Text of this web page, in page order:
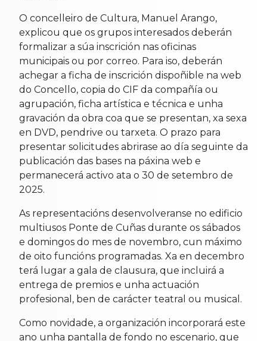
O concelleiro de Cultura, Manuel Arango,
explicou que os grupos interesados deberán
formalizar a súa inscrición nas oficinas
municipais ou por correo. Para iso, deberán
achegar a ficha de inscrición dispoñible na web
do Concello, copia do CIF da compañía ou
agrupación, ficha artística e técnica e unha
gravación da obra coa que se presentan, xa sexa
en DVD, pendrive ou tarxeta. O prazo para
presentar solicitudes abrirase ao día seguinte da
publicación das bases na páxina web e
permanecerá activo ata o 30 de setembro de
2025.
As representacións desenvolveranse no edificio
multiusos Ponte de Cuñas durante os sábados
e domingos do mes de novembro, cun máximo
de oito funcións programadas. Xa en decembro
terá lugar a gala de clausura, que incluirá a
entrega de premios e unha actuación
profesional, ben de carácter teatral ou musical.
Como novidade, a organización incorporará este
ano unha pantalla de fondo no escenario, que